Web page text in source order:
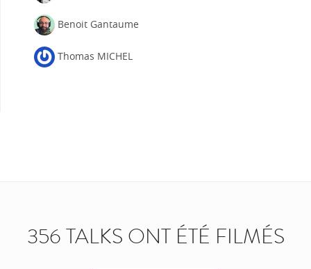
Benoit Gantaume
Thomas MICHEL
356 TALKS ONT ÉTÉ FILMÉS